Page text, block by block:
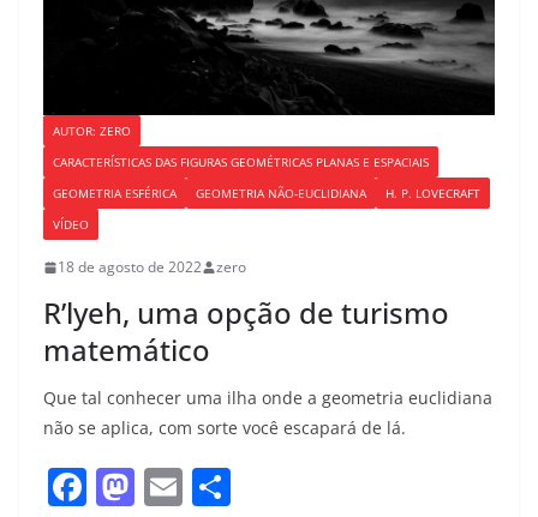
AUTOR: ZERO
CARACTERÍSTICAS DAS FIGURAS GEOMÉTRICAS PLANAS E ESPACIAIS
GEOMETRIA ESFÉRICA
GEOMETRIA NÃO-EUCLIDIANA
H. P. LOVECRAFT
VÍDEO
18 de agosto de 2022 zero
R’lyeh, uma opção de turismo
matemático
Que tal conhecer uma ilha onde a geometria euclidiana
não se aplica, com sorte você escapará de lá.
F M E